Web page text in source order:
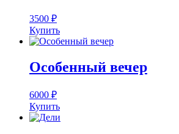
3500 ₽
Купить
Особенный вечер
6000 ₽
Купить